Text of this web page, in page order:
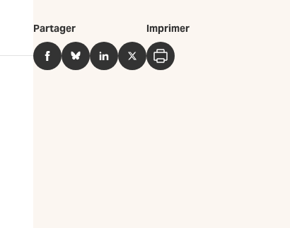
Partager
FacebookBlueSkyLinkedInTwitter
Imprimer
Imprimer